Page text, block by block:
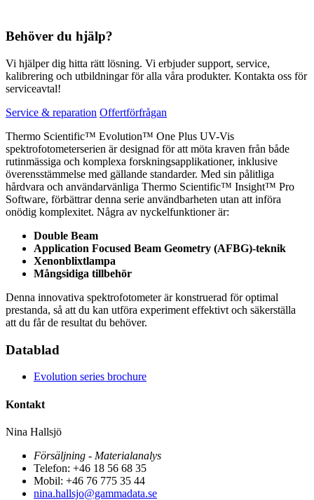
Behöver du hjälp?
Vi hjälper dig hitta rätt lösning. Vi erbjuder support, service,
kalibrering och utbildningar för alla våra produkter. Kontakta oss för
serviceavtal!
Service & reparation Offertförfrågan
Thermo Scientific™ Evolution™ One Plus UV-Vis
spektrofotometerserien är designad för att möta kraven från både
rutinmässiga och komplexa forskningsapplikationer, inklusive
överensstämmelse med gällande standarder. Med sin pålitliga
hårdvara och användarvänliga Thermo Scientific™ Insight™ Pro
Software, förbättrar denna serie användbarheten utan att införa
onödig komplexitet. Några av nyckelfunktioner är:
Double Beam
Application Focused Beam Geometry (AFBG)-teknik
Xenonblixtlampa
Mångsidiga tillbehör
Denna innovativa spektrofotometer är konstruerad för optimal
prestanda, så att du kan utföra experiment effektivt och säkerställa
att du får de resultat du behöver.
Datablad
Evolution series brochure
Kontakt
Nina Hallsjö
Försäljning - Materialanalys
Telefon: +46 18 56 68 35
Mobil: +46 76 775 35 44
nina.hallsjo@gammadata.se